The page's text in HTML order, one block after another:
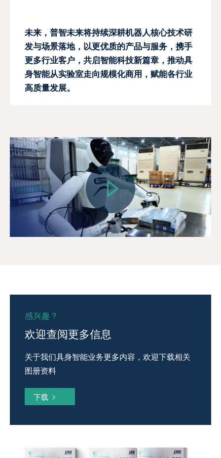
未来，普智未来将持续深耕机器人核心技术研
发与场景落地，以更优质的产品与服务，携手
更多行业客户，共启智能科技新篇章，推动具
身智能从实验室走向规模化商用，赋能各行业
高质量发展。
感兴趣？
欢迎查阅更多信息
关于我们具身智能业务更多内容，欢迎下载相关
图册资料
下载